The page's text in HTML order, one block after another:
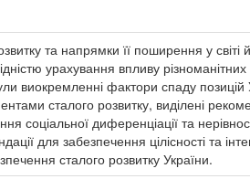
та напрямки її поширення у
урахування впливу
виокремленні фактори спаду позицій
сталого розвитку, виділені
соціальної диференціації та
для забезпечення цілісності та
сталого розвитку України.